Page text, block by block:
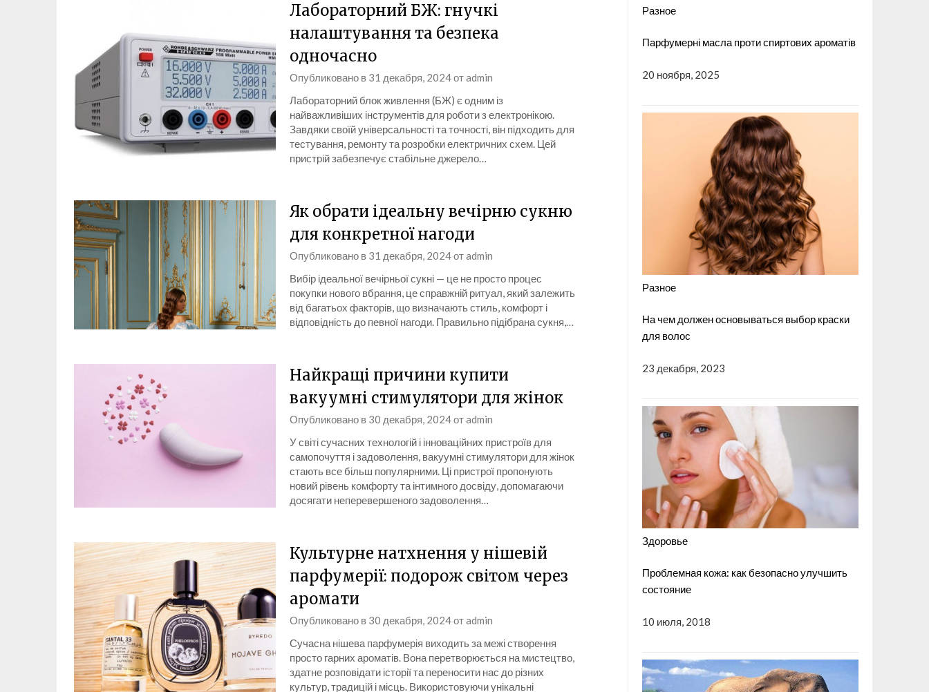
Лабораторний БЖ: гнучкі
налаштування та безпека
одночасно
Опубликовано в 31 декабря, 2024отadmin
Лабораторний блок живлення (БЖ) є одним із
найважливіших інструментів для роботи з електронікою.
Завдяки своїй універсальності та точності, він підходить для
тестування, ремонту та розробки електричних схем. Цей
пристрій забезпечує стабільне джерело…
Як обрати ідеальну вечірню сукню
для конкретної нагоди
Опубликовано в 31 декабря, 2024отadmin
Вибір ідеальної вечірньої сукні — це не просто процес
покупки нового вбрання, це справжній ритуал, який залежить
від багатьох факторів, що визначають стиль, комфорт і
відповідність до певної нагоди. Правильно підібрана сукня,…
Найкращі причини купити
вакуумні стимулятори для жінок
Опубликовано в 30 декабря, 2024отadmin
У світі сучасних технологій і інноваційних пристроїв для
самопочуття і задоволення, вакуумні стимулятори для жінок
стають все більш популярними. Ці пристрої пропонують
новий рівень комфорту та інтимного досвіду, допомагаючи
досягати неперевершеного задоволення…
Культурне натхнення у нішевій
парфумерії: подорож світом через
аромати
Опубликовано в 30 декабря, 2024отadmin
Сучасна нішева парфумерія виходить за межі створення
просто гарних ароматів. Вона перетворюється на мистецтво,
здатне розповідати історії та переносити нас до різних
культур, традицій і місць. Використовуючи унікальні
Разное
Парфумерні масла проти спиртових ароматів
20 ноября, 2025
Разное
На чем должен основываться выбор краски
для волос
23 декабря, 2023
Здоровье
Проблемная кожа: как безопасно улучшить
состояние
10 июля, 2018